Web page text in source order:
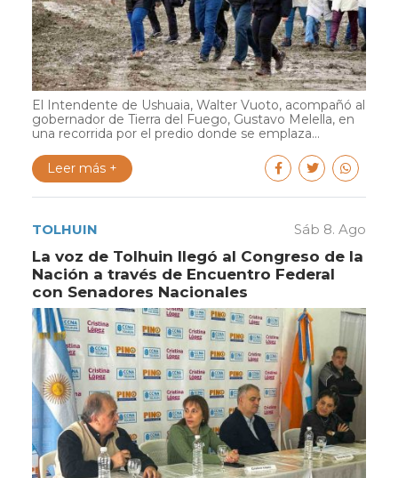
El Intendente de Ushuaia, Walter Vuoto, acompañó al
gobernador de Tierra del Fuego, Gustavo Melella, en
una recorrida por el predio donde se emplaza...
Leer más +
TOLHUIN Sáb 8. Ago
La voz de Tolhuin llegó al Congreso de la
Nación a través de Encuentro Federal
con Senadores Nacionales